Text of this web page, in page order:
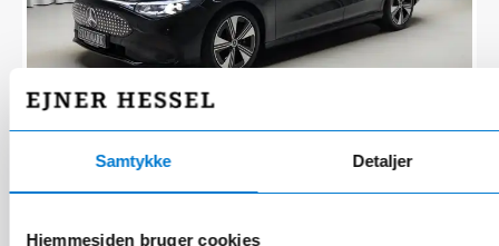
Samtykke Detaljer
Hjemmesiden bruger cookies
14000 km 2025
272 hk
08-2025